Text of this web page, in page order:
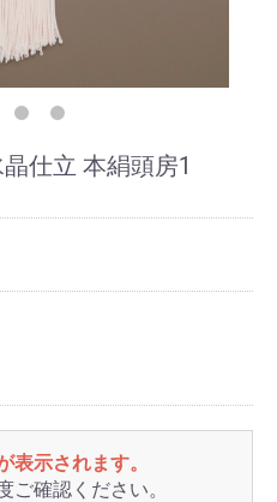
仕立 本絹頭房1
表示されます。
ご確認ください。